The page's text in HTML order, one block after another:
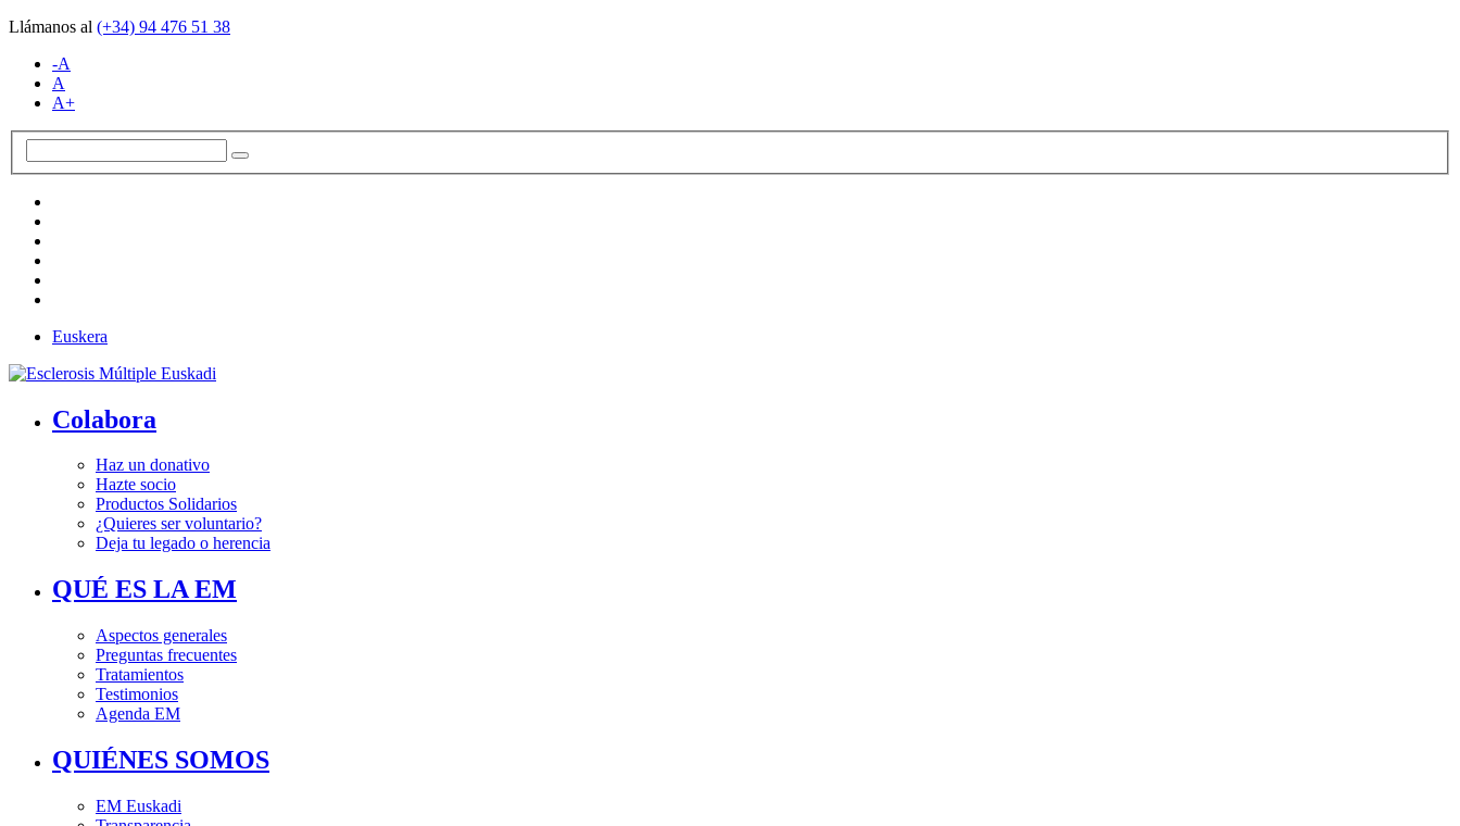
Llámanos al (+34) 94 476 51 38
-A
A
A+
Euskera
Colabora
Haz un donativo
Hazte socio
Productos Solidarios
¿Quieres ser voluntario?
Deja tu legado o herencia
QUÉ ES LA EM
Aspectos generales
Preguntas frecuentes
Tratamientos
Testimonios
Agenda EM
QUIÉNES SOMOS
EM Euskadi